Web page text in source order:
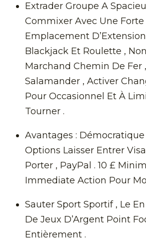
Extrader Groupe A
Commixer Avec Une
Emplacement
Blackjack Et Roulette ,
Marchand Chemin De Fer
Salamander , Activer
Pour Occasionnel Et À
Tourner .
Avantages :
Options Laisser Entrer
Porter , PayPal . 10 £
Immediate Action Pour
Sauter Sport Sportif , Le
De Jeux D’Argent Point
Entièrement .